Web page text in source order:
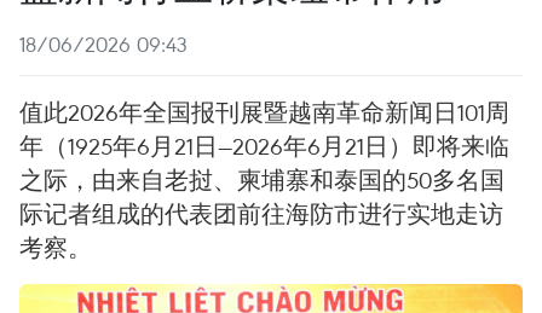
18/06/2026 09:43
值此2026年全国报刊展暨越南革命新闻日101周
年（1925年6月21日—2026年6月21日）即将来临
之际，由来自老挝、柬埔寨和泰国的50多名国
际记者组成的代表团前往海防市进行实地走访
考察。